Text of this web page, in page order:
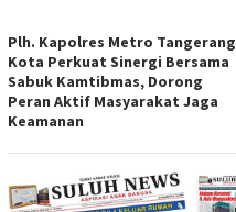
Plh. Kapolres Metro Tangerang
Kota Perkuat Sinergi Bersama
Sabuk Kamtibmas, Dorong
Peran Aktif Masyarakat Jaga
Keamanan